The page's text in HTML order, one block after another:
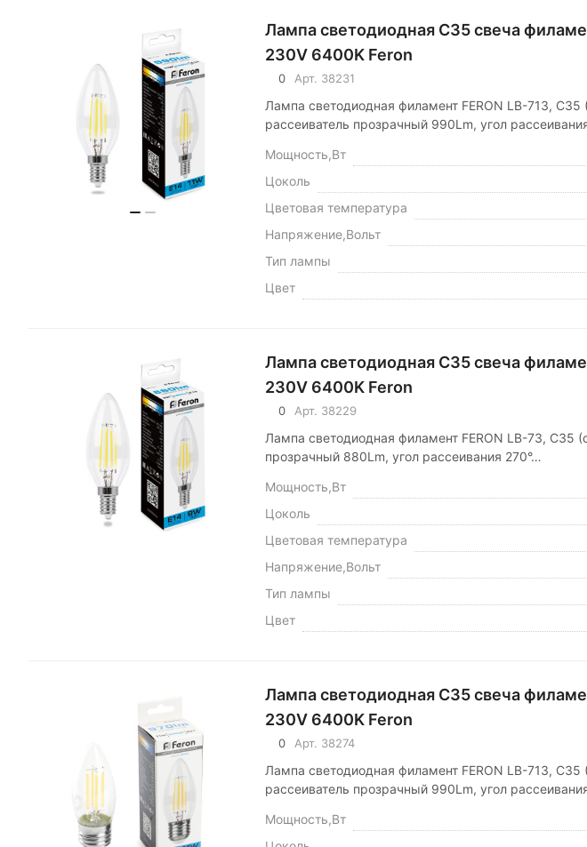
Лампа светодиодная C35 свеча
230V 6400K Feron
0 Арт. 38231
Лампа светодиодная филамент FERON LB-713,
рассеиватель прозрачный 990Lm, угол
Мощность,Вт
Цоколь
Цветовая температура
Напряжение,Вольт
Тип лампы
Цвет
Лампа светодиодная C35 свеча
230V 6400K Feron
0 Арт. 38229
Лампа светодиодная филамент FERON LB-73, C35
прозрачный 880Lm, угол рассеивания 270°…
Мощность,Вт
Цоколь
Цветовая температура
Напряжение,Вольт
Тип лампы
Цвет
Лампа светодиодная C35 свеча
230V 6400K Feron
0 Арт. 38274
Лампа светодиодная филамент FERON LB-713,
рассеиватель прозрачный 990Lm, угол
Мощность,Вт